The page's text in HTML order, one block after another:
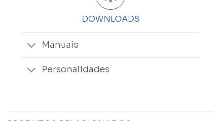
DOWNLOADS
Manuais
Personalidades